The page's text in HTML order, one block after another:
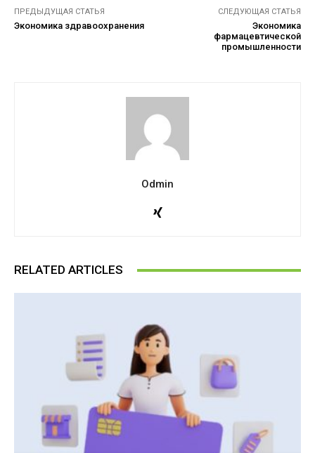
ПРЕДЫДУЩАЯ СТАТЬЯ
Экономика здравоохранения
СЛЕДУЮЩАЯ СТАТЬЯ
Экономика
фармацевтической
промышленности
Odmin
RELATED ARTICLES